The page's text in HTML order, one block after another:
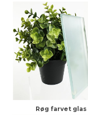
Røg farvet glas